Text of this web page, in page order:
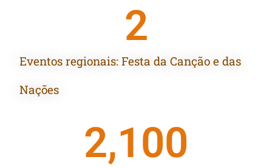
Eventos regionais: Festa da Canção e das
Nações
2
2,100